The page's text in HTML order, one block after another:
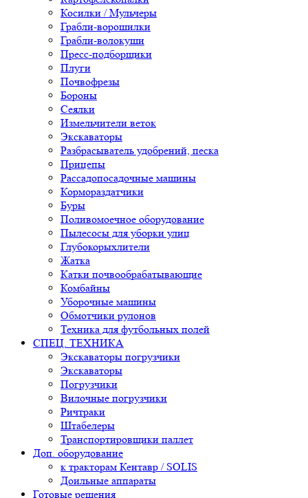
Косилки / Мульчеры
Грабли-ворошилки
Грабли-волокуши
Пресс-подборщики
Плуги
Почвофрезы
Бороны
Сеялки
Измельчители веток
Экскаваторы
Разбрасыватель удобрений, песка
Прицепы
Рассадопосадочные машины
Кормораздатчики
Буры
Поливомоечное оборудование
Пылесосы для уборки улиц
Глубокорыхлители
Жатка
Катки почвообрабатывающие
Комбайны
Уборочные машины
Обмотчики рулонов
Техника для футбольных полей
СПЕЦ. ТЕХНИКА
Экскаваторы погрузчики
Экскаваторы
Погрузчики
Вилочные погрузчики
Ричтраки
Штабелеры
Транспортировщики паллет
Доп. оборудование
к тракторам Кентавр / SOLIS
Доильные аппараты
Готовые решения